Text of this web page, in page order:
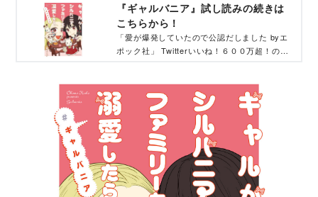
『ギャルバニア』試し読みの続きは
こちらから！
「愛が爆発していたので公認だしました byエ
ポック社」 Twitterいいね！６００万超！の人
女子高生」の心がとろけるスクールライフ。
幸せで癒される、とんでもない感動物語。 単
行本には、「特別描きおろし」掲載！ 普遍的
なマニア心を描いた圧倒的人気作！ シルバニ
アファミリーを溺愛するギャルと 手芸部の真
面目女子高生。 出会うはずのなかった二人が
「推し愛」で結びつくーー！！ 二人の清らか
さに、きゅんきゅんがとまらないーー！